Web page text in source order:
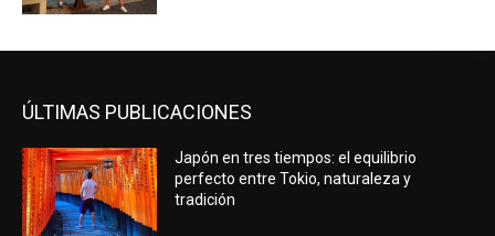
ÚLTIMAS PUBLICACIONES
Japón en tres tiempos: el equilibrio
perfecto entre Tokio, naturaleza y
tradición